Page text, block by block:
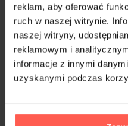
reklam, aby oferować
ruch w naszej witrynie.
naszej witryny,
reklamowym i
informacje z innymi
uzyskanymi podczas
Divadlo Járy
texty, na které se
3CD
DO